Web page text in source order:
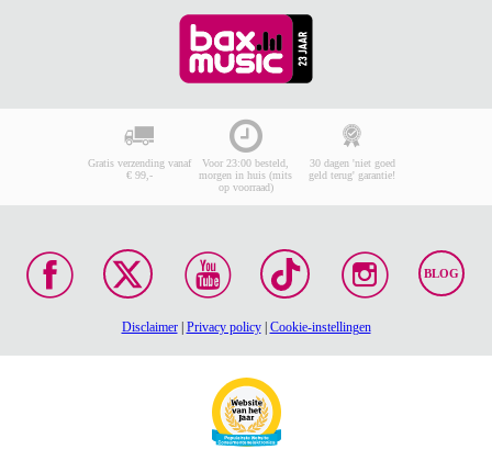
Gratis verzending vanaf
€ 99,-
Voor 23:00 besteld,
morgen in huis (mits
op voorraad)
30 dagen 'niet goed
geld terug' garantie!
BLOG
Disclaimer| Privacy policy| Cookie-instellingen